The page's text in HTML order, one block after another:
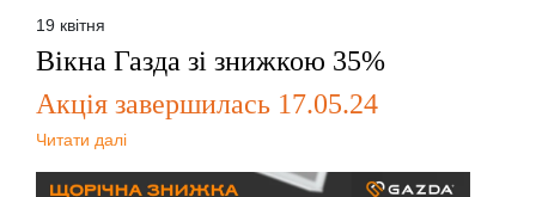
19 квітня
Вікна Газда зі знижкою 35%
Акція завершилась 17.05.24
Читати далі